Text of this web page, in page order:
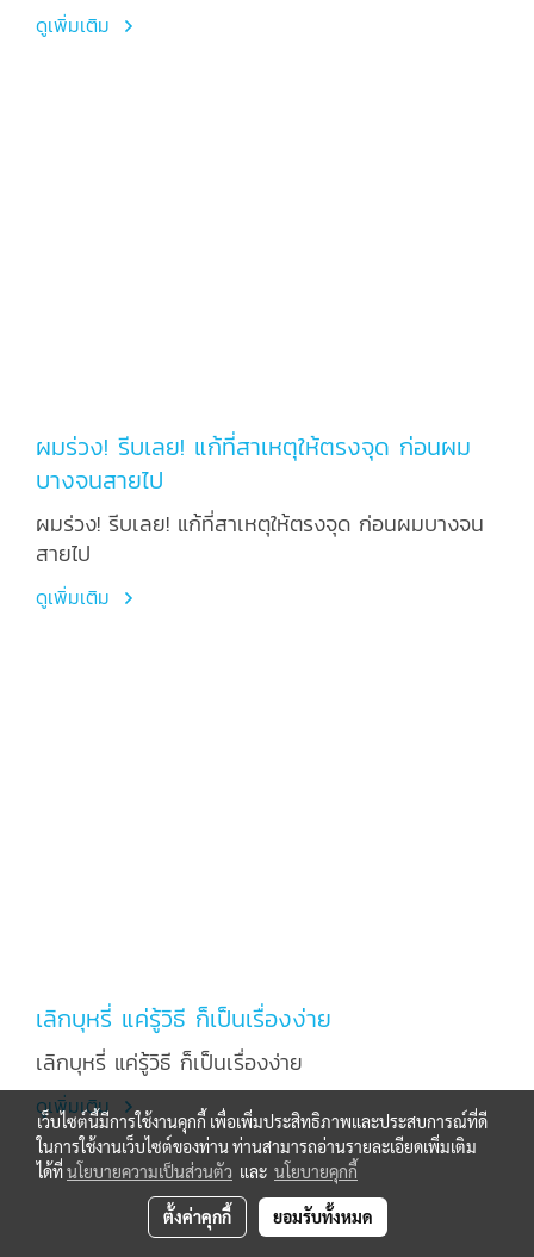
ดูเพิ่มเติม
ผมร่วง! รีบเลย! แก้ที่สาเหตุให้ตรงจุด ก่อนผม
บางจนสายไป
ผมร่วง! รีบเลย! แก้ที่สาเหตุให้ตรงจุด ก่อนผมบางจน
สายไป
ดูเพิ่มเติม
เลิกบุหรี่ แค่รู้วิธี ก็เป็นเรื่องง่าย
เลิกบุหรี่ แค่รู้วิธี ก็เป็นเรื่องง่าย
ดูเพิ่มเติม
เว็บไซต์นี้มีการใช้งานคุกกี้ เพื่อเพิ่มประสิทธิภาพและประสบการณ์ที่ดี
ในการใช้งานเว็บไซต์ของท่าน ท่านสามารถอ่านรายละเอียดเพิ่มเติม
ได้ที่นโยบายความเป็นส่วนตัว และ นโยบายคุกกี้
ตั้งค่าคุกกี้ ยอมรับทั้งหมด